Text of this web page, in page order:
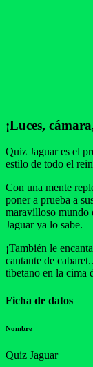
¡Luces,
Quiz Jaguar es el
estilo de todo el
Con una mente
poner a prueba a
maravilloso mundo
Jaguar ya lo sabe.
¡También le
cantante de
tibetano en la cima
Ficha de datos
Nombre
Quiz Jaguar